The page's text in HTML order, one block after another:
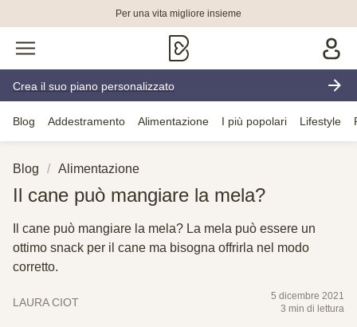
Per una vita migliore insieme
Crea il suo piano personalizzato
Blog Addestramento Alimentazione I più popolari Lifestyle
Blog Alimentazione
Il cane può mangiare la mela?
Il cane può mangiare la mela? La mela può essere un
ottimo snack per il cane ma bisogna offrirla nel modo
corretto.
LAURA CIOT
5 dicembre 2021
3 min di lettura